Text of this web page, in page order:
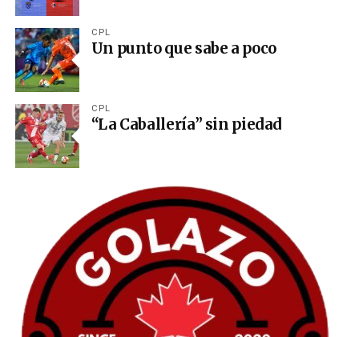
CPL
Un punto que sabe a poco
CPL
“La Caballería” sin piedad